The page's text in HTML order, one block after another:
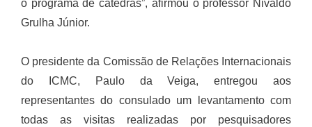
o programa de cátedras”, afirmou o professor Nivaldo
Grulha Júnior.
O presidente da Comissão de Relações Internacionais
do ICMC, Paulo da Veiga, entregou aos
representantes do consulado um levantamento com
todas as visitas realizadas por pesquisadores